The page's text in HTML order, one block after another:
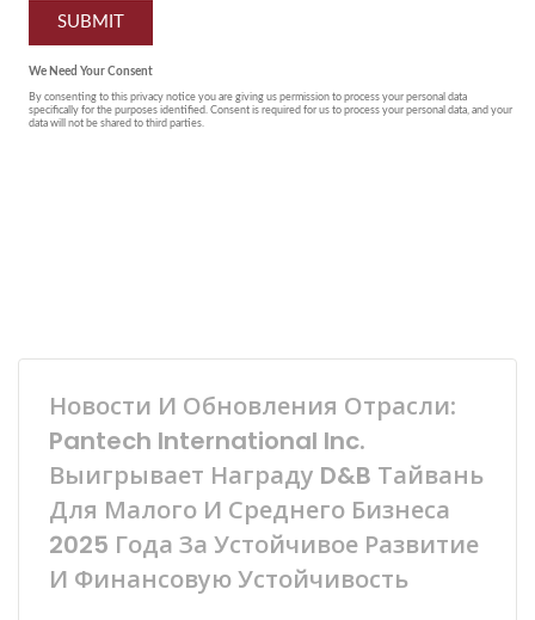
Новости И Обновления Отрасли:
Pantech International Inc.
Выигрывает Награду D&B Тайвань
Для Малого И Среднего Бизнеса
2025 Года За Устойчивое Развитие
И Финансовую Устойчивость